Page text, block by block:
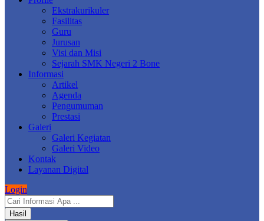
Ekstrakurikuler
Fasilitas
Guru
Jurusan
Visi dan Misi
Sejarah SMK Negeri 2 Bone
Informasi
Artikel
Agenda
Pengumuman
Prestasi
Galeri
Galeri Kegiatan
Galeri Video
Kontak
Layanan Digital
Login
Search
...Hasil